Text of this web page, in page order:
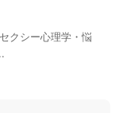
クシー心理学・悩